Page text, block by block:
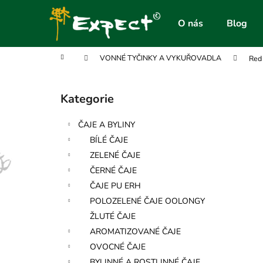
O nás Blog
Domů VONNÉ TYČINKY A VYKUŘOVADLA
Přeskočit
kategorie
Kategorie
ČAJE A BYLINY
BÍLÉ ČAJE
ZELENÉ ČAJE
ČERNÉ ČAJE
ČAJE PU ERH
POLOZELENÉ ČAJE OOLONGY
ŽLUTÉ ČAJE
AROMATIZOVANÉ ČAJE
OVOCNÉ ČAJE
í
Zpět
do
Zpět
do